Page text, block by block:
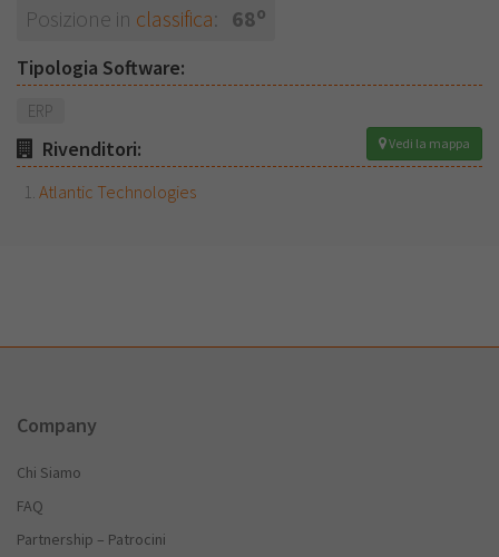
Posizione in classifica: 68o
Tipologia Software:
ERP
Rivenditori: Vedi la mappa
Atlantic Technologies
Company
Chi Siamo
FAQ
Partnership – Patrocini